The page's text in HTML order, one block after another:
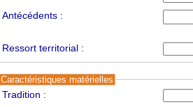
Antécédents :
Ressort territorial :
Caractéristiques matérielles
Tradition :